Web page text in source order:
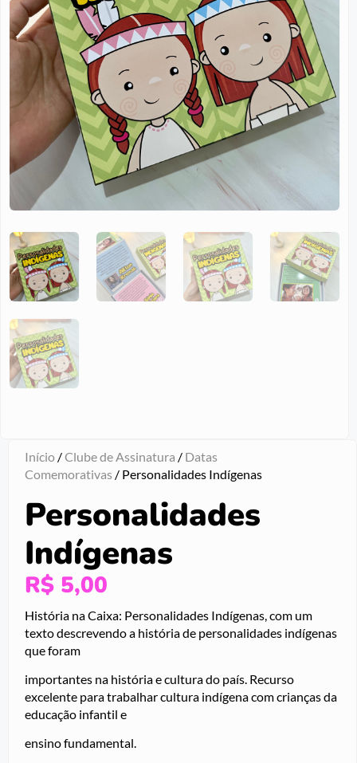
Início /Clube de Assinatura / Datas
Comemorativas / Personalidades Indígenas
Personalidades
Indígenas
R$ 5,00
História na Caixa: Personalidades Indígenas, com um
texto descrevendo a história de personalidades indígenas
que foram
importantes na história e cultura do país. Recurso
excelente para trabalhar cultura indígena com crianças da
educação infantil e
ensino fundamental.